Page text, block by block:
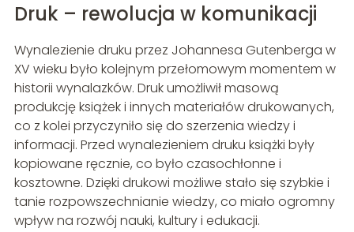
Druk – rewolucja w komunikacji
Wynalezienie druku przez Johannesa Gutenberga w
XV wieku było kolejnym przełomowym momentem w
historii wynalazków. Druk umożliwił masową
produkcję książek i innych materiałów drukowanych,
co z kolei przyczyniło się do szerzenia wiedzy i
informacji. Przed wynalezieniem druku książki były
kopiowane ręcznie, co było czasochłonne i
kosztowne. Dzięki drukowi możliwe stało się szybkie i
tanie rozpowszechnianie wiedzy, co miało ogromny
wpływ na rozwój nauki, kultury i edukacji.